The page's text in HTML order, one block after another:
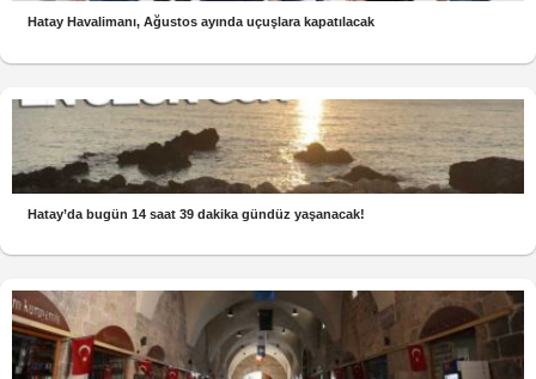
Hatay Havalimanı, Ağustos ayında uçuşlara kapatılacak
Hatay’da bugün 14 saat 39 dakika gündüz yaşanacak!